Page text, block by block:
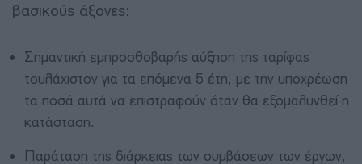
βασικούς άξονες:
Σημαντική εμπροσθοβαρής αύξηση της ταρίφας
τουλάχιστον για τα επόμενα 5 έτη, με την υποχρέωση
τα ποσά αυτά να επιστραφούν όταν θα εξομαλυνθεί η
κατάσταση.
Παράταση της διάρκειας των συμβάσεων των έργων,